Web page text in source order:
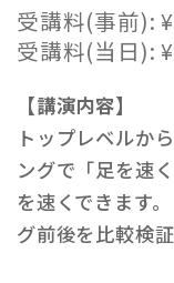
受講料(事前):¥
受講料(当日):¥
【講演内容】
トップレベルか
ングで「足を速
を速くできます
グ前後を比較検